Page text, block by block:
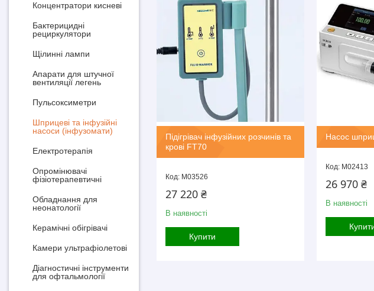
Підігрівач інфузійних розчинів та
крові FT70
M03526
27 220 ₴
В наявності
Купити
Насос
M02413
26 970 ₴
В наявності
Концентратори кисневі
Бактерицидні
рециркулятори
Щілиннi лампи
Апарати для штучної
вентиляції легень
Пульсоксиметри
Шприцеві та інфузійні
насоси (інфузомати)
Електротерапія
Опромінювачі
фізіотерапевтичні
Обладнання для
неонатології
Керамічні обігрівачі
Камери ультрафіолетові
Діагностичні інструменти
для офтальмології